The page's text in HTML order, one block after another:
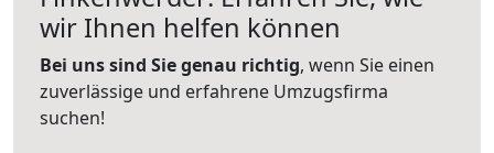
wir Ihnen helfen können
Bei uns sind Sie genau richtig, wenn Sie einen
zuverlässige und erfahrene Umzugsfirma
suchen!